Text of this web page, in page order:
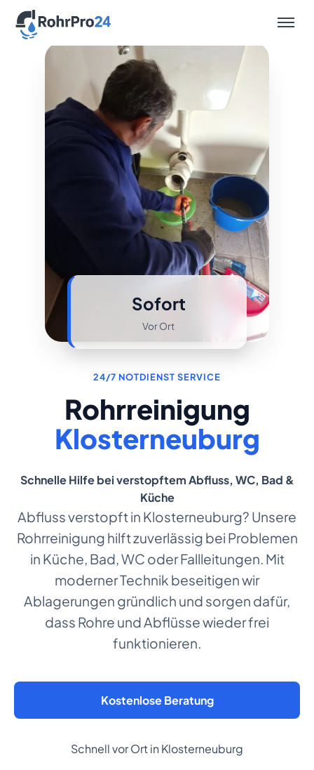
24/7 NOTDIENST SERVICE
Rohrreinigung
Klosterneuburg
Schnelle Hilfe bei verstopftem Abfluss, WC, Bad &
Küche
Abfluss verstopft in Klosterneuburg? Unsere
Rohrreinigung hilft zuverlässig bei Problemen
in Küche, Bad, WC oder Fallleitungen. Mit
moderner Technik beseitigen wir
Ablagerungen gründlich und sorgen dafür,
dass Rohre und Abflüsse wieder frei
funktionieren.
Kostenlose Beratung
Schnell vor Ort in Klosterneuburg
Sofort
Vor Ort